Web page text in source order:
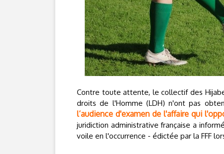
Contre toute attente, le collectif des
droits de l'Homme (LDH) n'ont pas
l’audience d'examen de l'affaire qui
juridiction administrative française a
voile en l'occurrence - édictée par la FFF